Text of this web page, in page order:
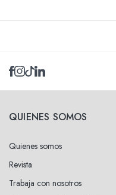
QUIENES SOMOS
Quienes somos
Revista
Trabaja con nosotros